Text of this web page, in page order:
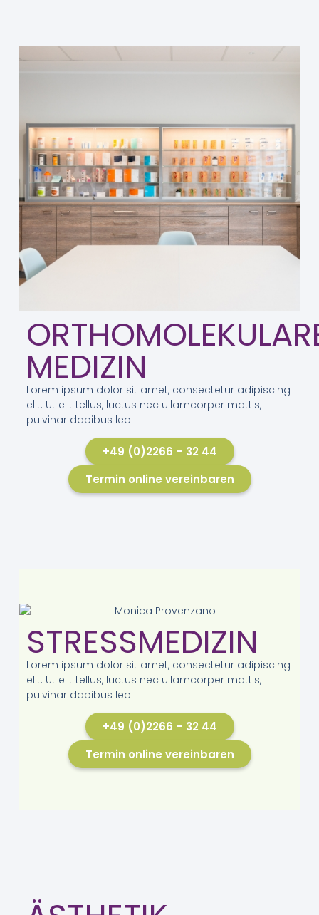
MEDIZIN
Lorem ipsum dolor sit amet, consectetur adipiscing
elit. Ut elit tellus, luctus nec ullamcorper mattis,
pulvinar dapibus leo.
+49 (0)2266 – 32 44
Termin online vereinbaren
STRESSMEDIZIN
Lorem ipsum dolor sit amet, consectetur adipiscing
elit. Ut elit tellus, luctus nec ullamcorper mattis,
pulvinar dapibus leo.
+49 (0)2266 – 32 44
Termin online vereinbaren